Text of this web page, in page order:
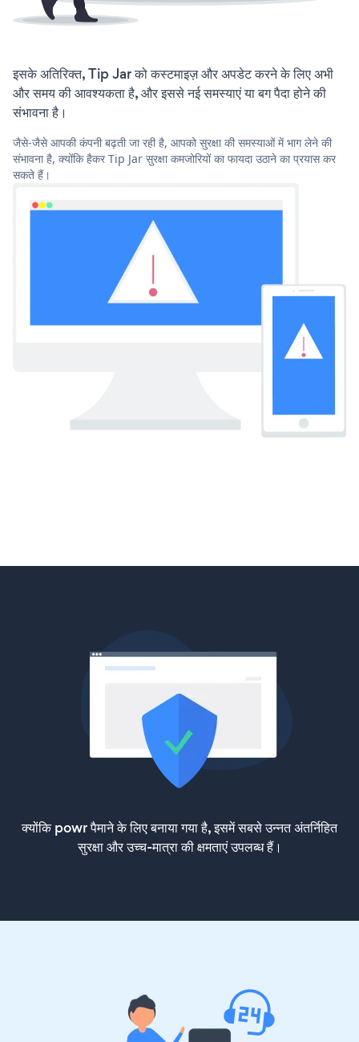
इसके अतिरिक्त, Tip Jar को कस्टमाइज़ और अपडेट करने के लिए अभी
और समय की आवश्यकता है, और इससे नई समस्याएं या बग पैदा होने की
संभावना है।
जैसे-जैसे आपकी कंपनी बढ़ती जा रही है, आपको सुरक्षा की समस्याओं में भाग लेने की
संभावना है, क्योंकि हैकर Tip Jar सुरक्षा कमजोरियों का फायदा उठाने का प्रयास कर
सकते हैं।
क्योंकि powr पैमाने के लिए बनाया गया है, इसमें सबसे उन्नत अंतर्निहित
सुरक्षा और उच्च-मात्रा की क्षमताएं उपलब्ध हैं।